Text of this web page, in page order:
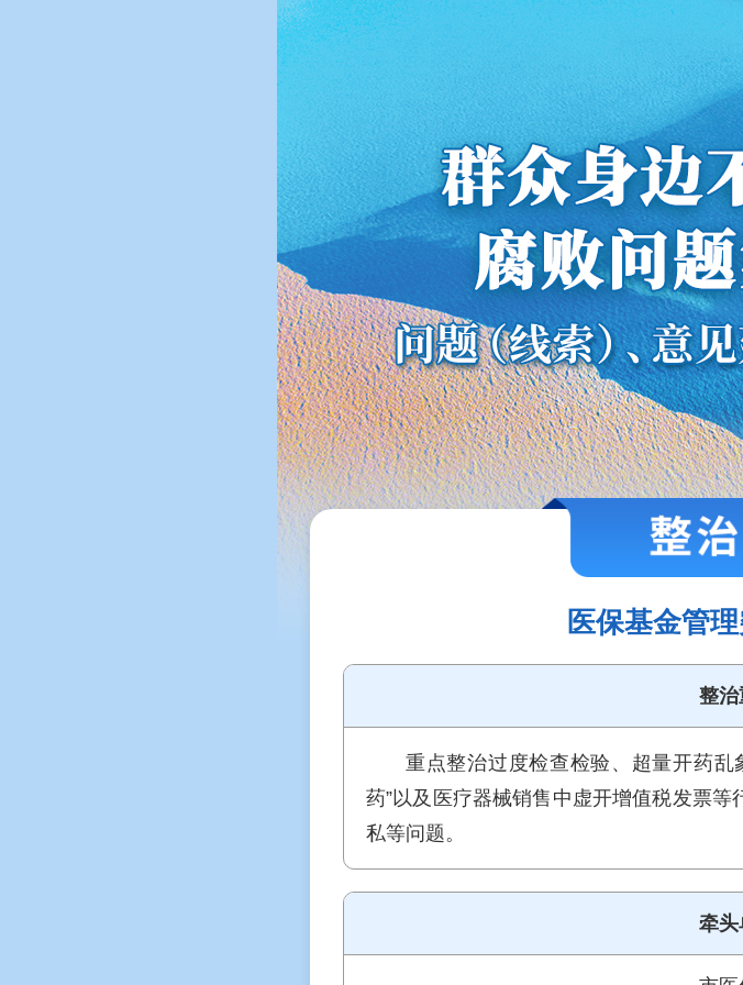
医保基金管
整治
重点整治过度检查检验、超量开药
药”以及医疗器械销售中虚开增值税发票
私等问题。
牵头